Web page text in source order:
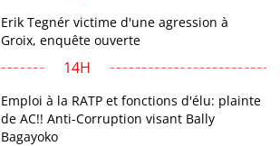
Erik Tegnér victime d'une agression à
Groix, enquête ouverte
14H
Emploi à la RATP et fonctions d'élu: plainte
de AC!! Anti-Corruption visant Bally
Bagayoko